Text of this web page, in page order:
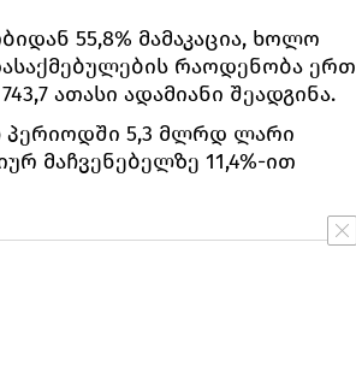
55,8% მამაკაცია, ხოლო
რაოდენობა ერთ
ათასი ადამიანი შეადგინა.
პერიოდში 5,3 მლრდ ლარი
მაჩვენებელზე 11,4%-ით